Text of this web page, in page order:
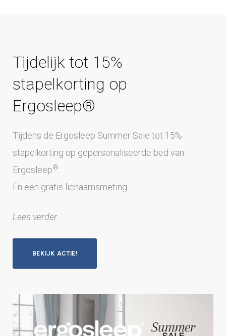
Tijdelijk tot 15%
stapelkorting op
Ergosleep®
Tijdens de Ergosleep Summer Sale tot 15%
stapelkorting op gepersonaliseerde bed van
Ergosleep®
Én een gratis lichaamsmeting.
Lees verder…
BEKIJK ACTIE!